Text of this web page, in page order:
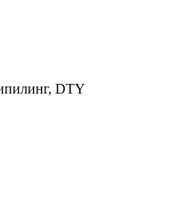
DTY